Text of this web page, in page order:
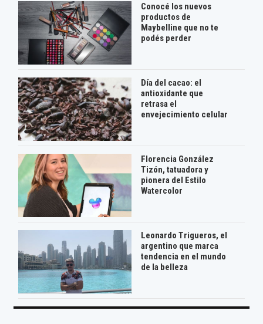
Conocé los nuevos
productos de
Maybelline que no te
podés perder
Día del cacao: el
antioxidante que
retrasa el
envejecimiento celular
Florencia González
Tizón, tatuadora y
pionera del Estilo
Watercolor
Leonardo Trigueros, el
argentino que marca
tendencia en el mundo
de la belleza